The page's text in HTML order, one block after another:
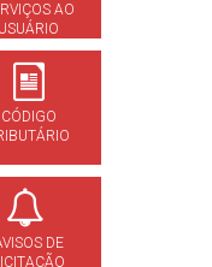
AO
USUÁRIO
CÓDIGO
DE